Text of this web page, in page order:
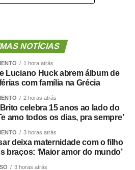
emendas para pagamento de
pré-hospitalar.
de Lei Complementar (PLP)
deputado Guilherme Derrite (PP-
do senador Nelsinho Trad
autorizada mediante
NOTÍCIAS
1 hora atrás
Luciano Huck abrem álbum de
com família na Grécia
2 horas atrás
celebra 15 anos ao lado do
amo todos os dias, pra sempre’
3 horas atrás
deixa maternidade com o filho
braços: ‘Maior amor do mundo’
3 horas atrás